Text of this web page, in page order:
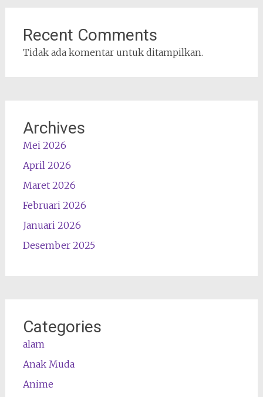
Recent Comments
Tidak ada komentar untuk ditampilkan.
Archives
Mei 2026
April 2026
Maret 2026
Februari 2026
Januari 2026
Desember 2025
Categories
alam
Anak Muda
Anime